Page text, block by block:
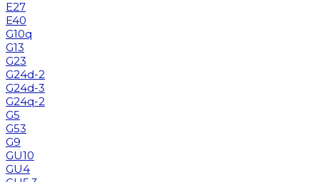
E27
E40
G10q
G13
G23
G24d-2
G24d-3
G24q-2
G5
G53
G9
GU10
GU4